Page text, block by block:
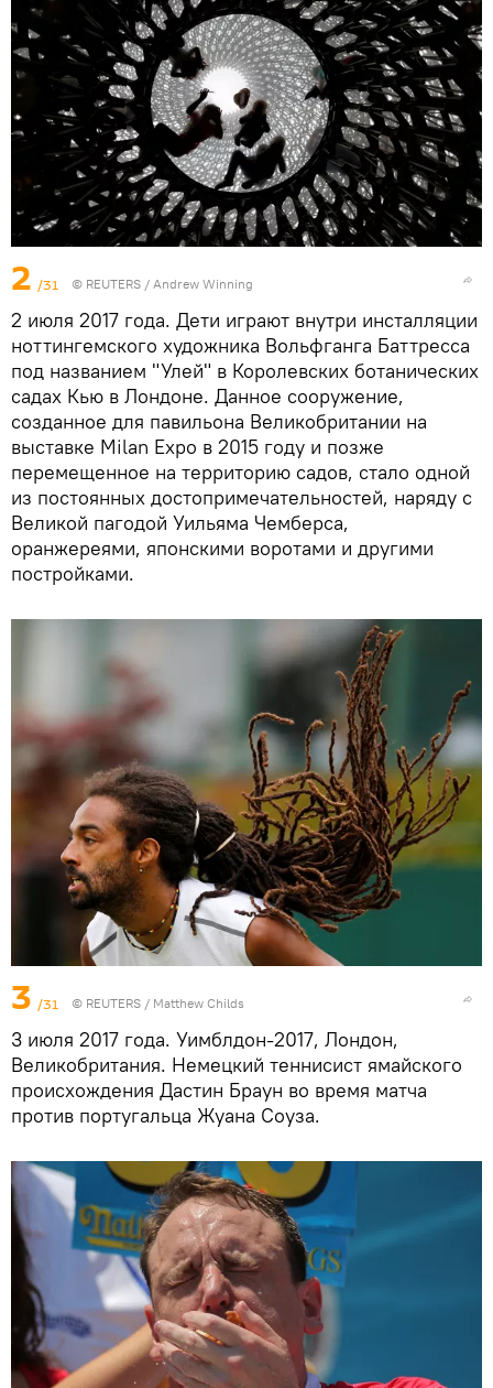
2 /31 © REUTERS / Andrew Winning
2 июля 2017 года. Дети играют внутри инсталляции
ноттингемского художника Вольфганга Баттресса
под названием "Улей" в Королевских ботанических
садах Кью в Лондоне. Данное сооружение,
созданное для павильона Великобритании на
выставке Milan Expo в 2015 году и позже
перемещенное на территорию садов, стало одной
из постоянных достопримечательностей, наряду с
Великой пагодой Уильяма Чемберса,
оранжереями, японскими воротами и другими
постройками.
3 /31 © REUTERS / Matthew Childs
3 июля 2017 года. Уимблдон-2017, Лондон,
Великобритания. Немецкий теннисист ямайского
происхождения Дастин Браун во время матча
против португальца Жуана Соуза.